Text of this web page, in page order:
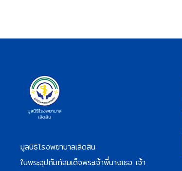
มูลนิธิโรงพยาบาลเลิดสิน
ในพระอุปถัมภ์สมเด็จพระเจ้าพี่นางเธอ เจ้า